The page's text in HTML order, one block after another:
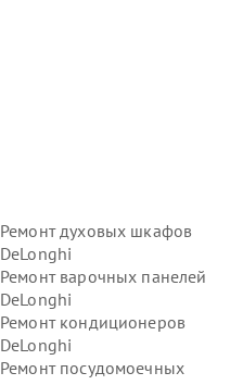
Ремонт духовых шкафов
DeLonghi
Ремонт варочных панелей
DeLonghi
Ремонт кондиционеров
DeLonghi
Ремонт посудомоечных